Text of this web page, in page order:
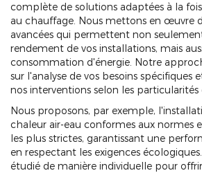
complète de solutions adaptées à la
au chauffage. Nous mettons en œuvre
avancées qui permettent non
rendement de vos installations, mais
consommation d'énergie. Notre
sur l'analyse de vos besoins spécifiques
nos interventions selon les particularités
Nous proposons, par exemple,
chaleur air-eau conformes aux normes
les plus strictes, garantissant une
en respectant les exigences
étudié de manière individuelle pour